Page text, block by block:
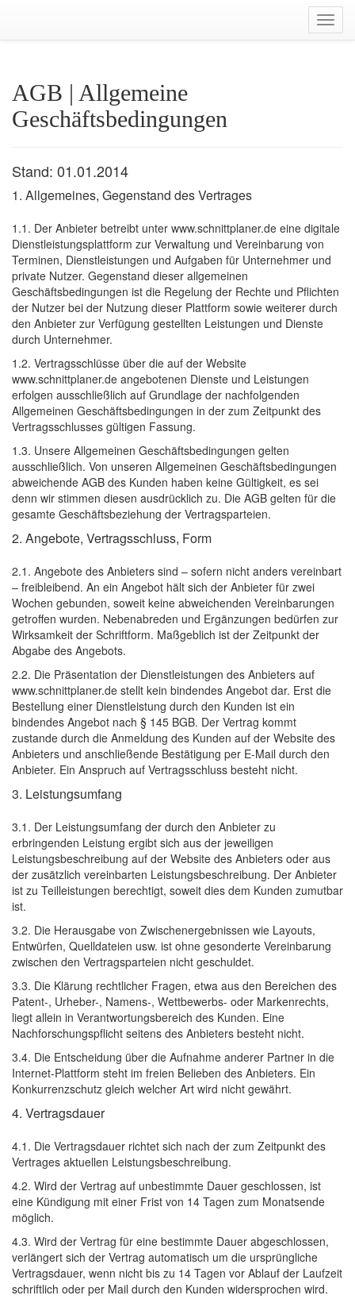
AGB | Allgemeine
Geschäftsbedingungen
Stand: 01.01.2014
1. Allgemeines, Gegenstand des Vertrages
1.1. Der Anbieter betreibt unter www.schnittplaner.de eine digitale
Dienstleistungsplattform zur Verwaltung und Vereinbarung von
Terminen, Dienstleistungen und Aufgaben für Unternehmer und
private Nutzer. Gegenstand dieser allgemeinen
Geschäftsbedingungen ist die Regelung der Rechte und Pflichten
der Nutzer bei der Nutzung dieser Plattform sowie weiterer durch
den Anbieter zur Verfügung gestellten Leistungen und Dienste
durch Unternehmer.
1.2. Vertragsschlüsse über die auf der Website
www.schnittplaner.de angebotenen Dienste und Leistungen
erfolgen ausschließlich auf Grundlage der nachfolgenden
Allgemeinen Geschäftsbedingungen in der zum Zeitpunkt des
Vertragsschlusses gültigen Fassung.
1.3. Unsere Allgemeinen Geschäftsbedingungen gelten
ausschließlich. Von unseren Allgemeinen Geschäftsbedingungen
abweichende AGB des Kunden haben keine Gültigkeit, es sei
denn wir stimmen diesen ausdrücklich zu. Die AGB gelten für die
gesamte Geschäftsbeziehung der Vertragsparteien.
2. Angebote, Vertragsschluss, Form
2.1. Angebote des Anbieters sind – sofern nicht anders vereinbart
– freibleibend. An ein Angebot hält sich der Anbieter für zwei
Wochen gebunden, soweit keine abweichenden Vereinbarungen
getroffen wurden. Nebenabreden und Ergänzungen bedürfen zur
Wirksamkeit der Schriftform. Maßgeblich ist der Zeitpunkt der
Abgabe des Angebots.
2.2. Die Präsentation der Dienstleistungen des Anbieters auf
www.schnittplaner.de stellt kein bindendes Angebot dar. Erst die
Bestellung einer Dienstleistung durch den Kunden ist ein
bindendes Angebot nach § 145 BGB. Der Vertrag kommt
zustande durch die Anmeldung des Kunden auf der Website des
Anbieters und anschließende Bestätigung per E-Mail durch den
Anbieter. Ein Anspruch auf Vertragsschluss besteht nicht.
3. Leistungsumfang
3.1. Der Leistungsumfang der durch den Anbieter zu
erbringenden Leistung ergibt sich aus der jeweiligen
Leistungsbeschreibung auf der Website des Anbieters oder aus
der zusätzlich vereinbarten Leistungsbeschreibung. Der Anbieter
ist zu Teilleistungen berechtigt, soweit dies dem Kunden zumutbar
ist.
3.2. Die Herausgabe von Zwischenergebnissen wie Layouts,
Entwürfen, Quelldateien usw. ist ohne gesonderte Vereinbarung
zwischen den Vertragsparteien nicht geschuldet.
3.3. Die Klärung rechtlicher Fragen, etwa aus den Bereichen des
Patent-, Urheber-, Namens-, Wettbewerbs- oder Markenrechts,
liegt allein in Verantwortungsbereich des Kunden. Eine
Nachforschungspflicht seitens des Anbieters besteht nicht.
3.4. Die Entscheidung über die Aufnahme anderer Partner in die
Internet-Plattform steht im freien Belieben des Anbieters. Ein
Konkurrenzschutz gleich welcher Art wird nicht gewährt.
4. Vertragsdauer
4.1. Die Vertragsdauer richtet sich nach der zum Zeitpunkt des
Vertrages aktuellen Leistungsbeschreibung.
4.2. Wird der Vertrag auf unbestimmte Dauer geschlossen, ist
eine Kündigung mit einer Frist von 14 Tagen zum Monatsende
möglich.
4.3. Wird der Vertrag für eine bestimmte Dauer abgeschlossen,
verlängert sich der Vertrag automatisch um die ursprüngliche
Vertragsdauer, wenn nicht bis zu 14 Tagen vor Ablauf der Laufzeit
schriftlich oder per Mail durch den Kunden widersprochen wird.